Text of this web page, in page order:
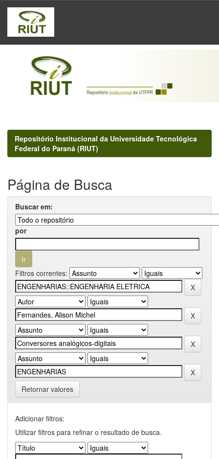
Skip
navigation
Repositório Institucional da Universidade Tecnológica
Federal do Paraná (RIUT)
Página de Busca
Buscar em:
por
Filtros correntes:
Retornar valores
Adicionar filtros:
Utilizar filtros para refinar o resultado de busca.